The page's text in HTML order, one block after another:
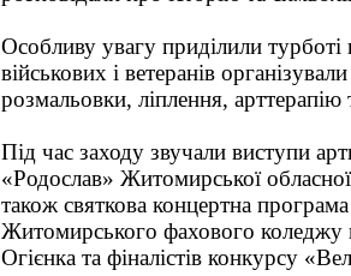
Особливу увагу приділили
військових і ветеранів
розмальовки, ліплення, арттерапію
Під час заходу звучали виступи
«Родослав» Житомирської
також святкова концертна програма
Житомирського фахового коледжу
Огієнка та фіналістів конкурсу